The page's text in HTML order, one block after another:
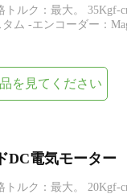
ルク：最大。 35Kgf-
ム -エンコーダー：
を見てください
DC電気モーター
ルク：最大。 20Kgf-